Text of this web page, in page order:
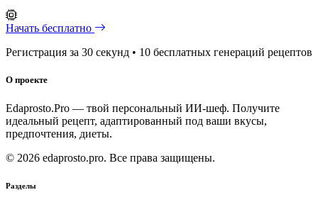
Начать бесплатно
Регистрация за 30 секунд • 10 бесплатных генераций рецептов
О проекте
Edaprosto.Pro — твой персональный ИИ-шеф. Получите
идеальный рецепт, адаптированный под ваши вкусы,
предпочтения, диеты.
© 2026 edaprosto.pro. Все права защищены.
Разделы